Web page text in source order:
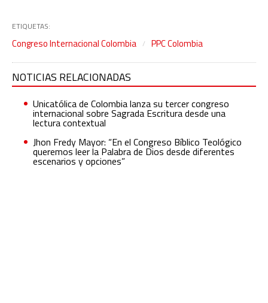
ETIQUETAS:
Congreso Internacional Colombia PPC Colombia
NOTICIAS RELACIONADAS
Unicatólica de Colombia lanza su tercer congreso
internacional sobre Sagrada Escritura desde una
lectura contextual
Jhon Fredy Mayor: “En el Congreso Bíblico Teológico
queremos leer la Palabra de Dios desde diferentes
escenarios y opciones”